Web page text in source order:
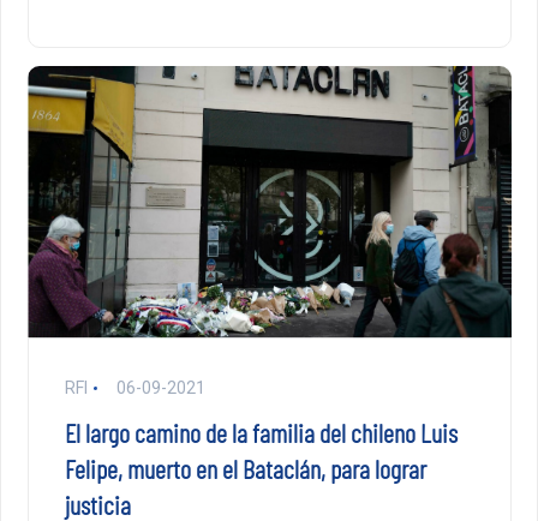
RFI 06-09-2021
El largo camino de la familia del chileno Luis
Felipe, muerto en el Bataclán, para lograr
justicia